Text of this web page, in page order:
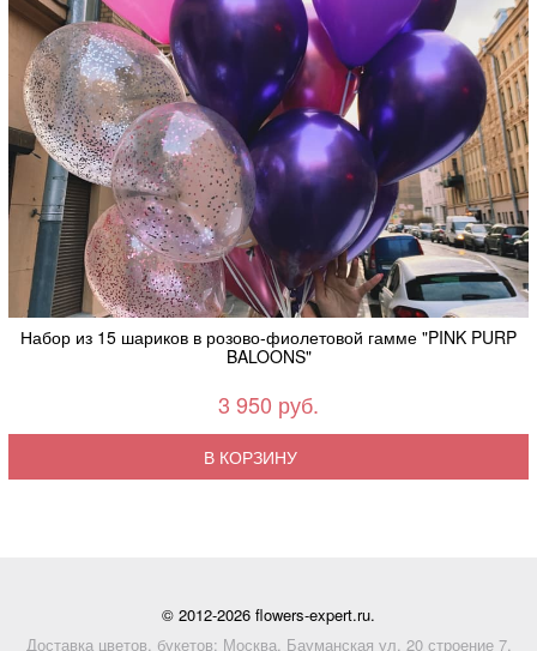
Набор из 15 шариков в розово-фиолетовой гамме "PINK PURP
BALOONS"
3 950 руб.
В КОРЗИНУ
© 2012-2026 flowers-expert.ru.
Доставка цветов, букетов: Москва, Бауманская ул. 20 строение 7,